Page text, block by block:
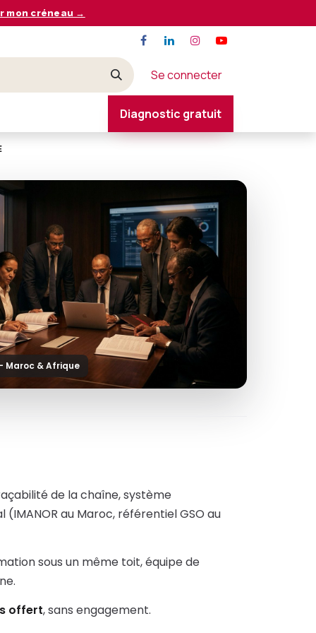
mon créneau →
Se connecter
Diagnostic gratuit
Maroc & Afrique
de la chaîne, système
au Maroc, référentiel GSO au
sous un même toit, équipe de
offert, sans engagement.